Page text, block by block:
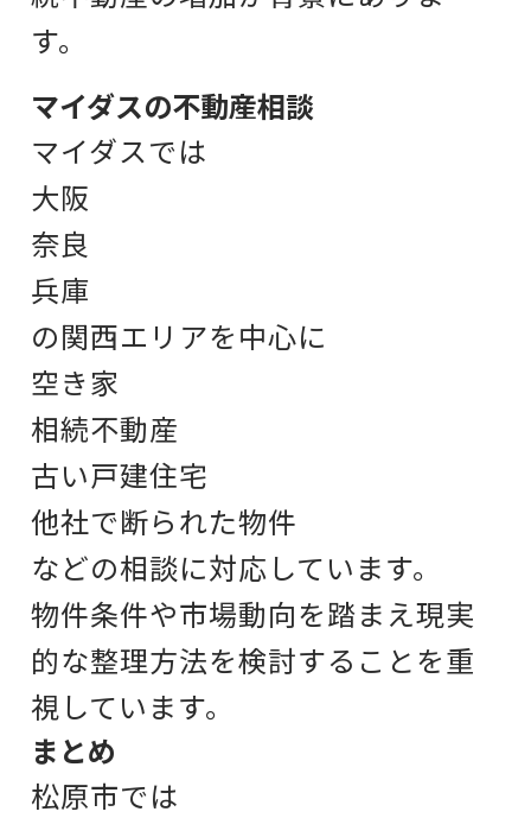
す。
マイダスの不動産相談
マイダスでは
大阪
奈良
兵庫
の関西エリアを中心に
空き家
相続不動産
古い戸建住宅
他社で断られた物件
などの相談に対応しています。
物件条件や市場動向を踏まえ現実
的な整理方法を検討することを重
視しています。
まとめ
松原市では